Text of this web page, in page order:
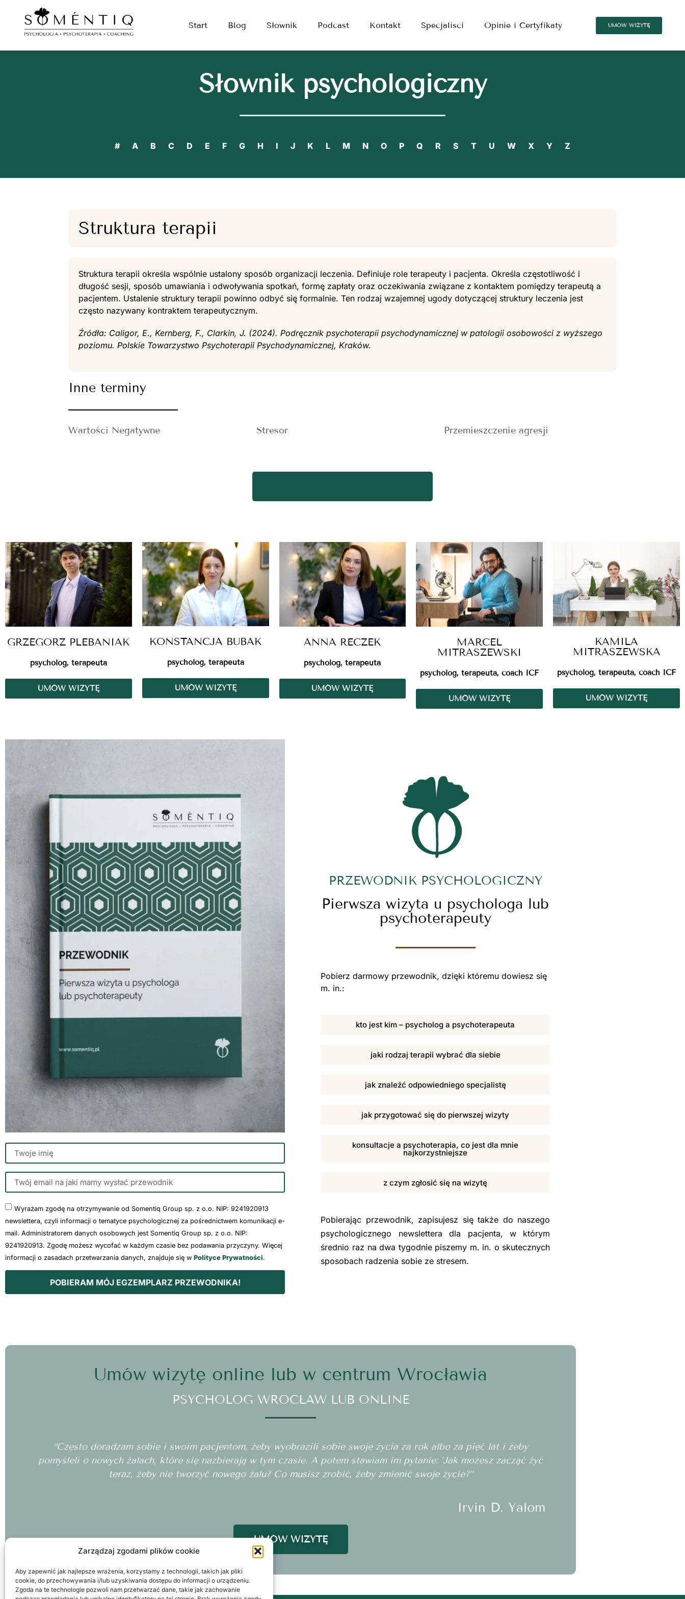
Zarządzaj zgodami plików cookie
Aby zapewnić jak najlepsze wrażenia, korzystamy z technologii, takich jak pliki
cookie, do przechowywania i/lub uzyskiwania dostępu do informacji o urządzeniu.
Zgoda na te technologie pozwoli nam przetwarzać dane, takie jak zachowanie
Start Blog Słownik Podcast Kontakt Specjalisci Opinie i Certyfikaty UMÓW WIZYTĘ
Słownik psychologiczny
# A B C D E F G H I J K L M N O P Q R S T U W X Y Z
Struktura terapii
Struktura terapii określa wspólnie ustalony sposób organizacji leczenia. Definiuje role terapeuty i pacjenta. Określa częstotliwość i
długość sesji, sposób umawiania i odwoływania spotkań, formę zapłaty oraz oczekiwania związane z kontaktem pomiędzy terapeutą a
pacjentem. Ustalenie struktury terapii powinno odbyć się formalnie. Ten rodzaj wzajemnej ugody dotyczącej struktury leczenia jest
często nazywany kontraktem terapeutycznym.
Źródła: Caligor, E., Kernberg, F., Clarkin, J. (2024). Podręcznik psychoterapii psychodynamicznej w patologii osobowości z wyższego
poziomu. Polskie Towarzystwo Psychoterapii Psychodynamicznej, Kraków.
Inne terminy
Wartości Negatywne Stresor Przemieszczenie agresji
GRZEGORZ PLEBANIAK
psycholog, terapeuta
UMÓW WIZYTĘ
KONSTANCJA BUBAK
psycholog, terapeuta
UMÓW WIZYTĘ
ANNA RECZEK
psycholog, terapeuta
UMÓW WIZYTĘ
MARCEL
MITRASZEWSKI
psycholog, terapeuta, coach ICF
UMÓW WIZYTĘ
KAMILA
MITRASZEWSKA
psycholog, terapeuta, coach ICF
UMÓW WIZYTĘ
Wyrażam zgodę na otrzymywanie od Somentiq Group sp. z o.o. NIP: 9241920913
newslettera, czyli informacji o tematyce psychologicznej za pośrednictwem komunikacji e-
mail. Administratorem danych osobowych jest Somentiq Group sp. z o.o. NIP:
9241920913. Zgodę możesz wycofać w każdym czasie bez podawania przyczyny. Więcej
informacji o zasadach przetwarzania danych, znajduje się w Polityce Prywatności.
POBIERAM MÓJ EGZEMPLARZ PRZEWODNIKA!
PRZEWODNIK PSYCHOLOGICZNY
Pierwsza wizyta u psychologa lub
psychoterapeuty
Pobierz darmowy przewodnik, dzięki któremu dowiesz się
m. in.:
kto jest kim – psycholog a psychoterapeuta
jaki rodzaj terapii wybrać dla siebie
jak znaleźć odpowiedniego specjalistę
jak przygotować się do pierwszej wizyty
konsultacje a psychoterapia, co jest dla mnie
najkorzystniejsze
z czym zgłosić się na wizytę
Pobierając przewodnik, zapisujesz się także do naszego
psychologicznego newslettera dla pacjenta, w którym
średnio raz na dwa tygodnie piszemy m. in. o skutecznych
sposobach radzenia sobie ze stresem.
Umów wizytę online lub w centrum Wrocławia
PSYCHOLOG WROCŁAW LUB ONLINE
“Często doradzam sobie i swoim pacjentom, żeby wyobrazili sobie swoje życia za rok albo za pięć lat i żeby
pomyśleli o nowych żalach, które się nazbierają w tym czasie. A potem stawiam im pytanie: ‘Jak możesz zacząć żyć
teraz, żeby nie tworzyć nowego żalu? Co musisz zrobić, żeby zmienić swoje życie?”
Irvin D. Yalom
UMÓW WIZYTĘ